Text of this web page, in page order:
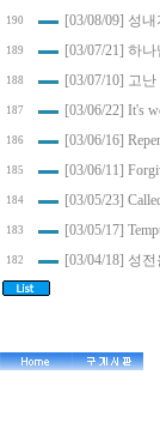
190 [03/08/09] 성
189 [03/07/21] 하
188 [03/07/10] 고
187 [03/06/22] It's
186 [03/06/16]
185 [03/06/11]
184 [03/05/23]
183 [03/05/17]
182 [03/04/18] 성